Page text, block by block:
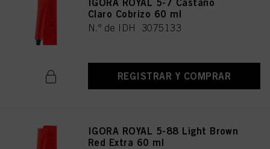
IGORA ROYAL 5-7 Castaño
Claro Cobrizo 60 ml
N.º de IDH 3075133
REGISTRAR Y COMPRAR
IGORA ROYAL 5-88 Light Brown
Red Extra 60 ml